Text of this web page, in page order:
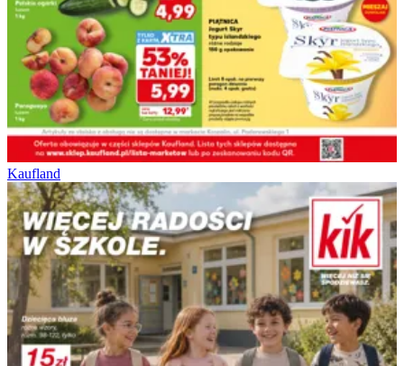
Kaufland